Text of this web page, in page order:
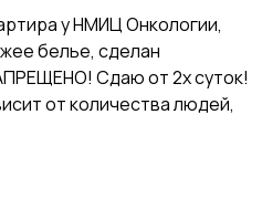
у НМИЦ Онкологии,
белье, сделан
Сдаю от 2х суток!
от количества людей,